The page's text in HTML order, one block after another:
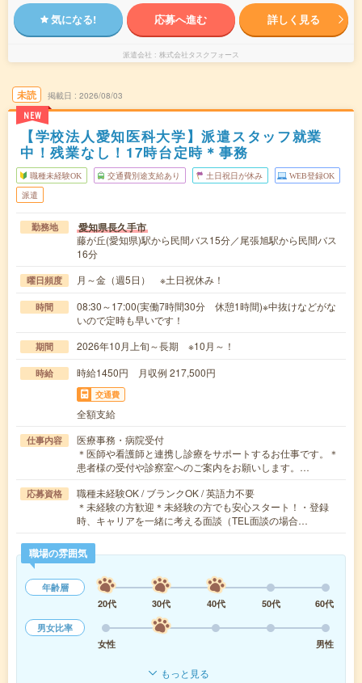
気になる! 応募へ進む 詳しく見る
派遣会社 株式会社タスクフォース
未読
NEW
掲載日 2026/08/03
【学校法人愛知医科大学】派遣スタッフ就業
中！残業なし！17時台定時＊事務
職種未経験OK 交通費別途支給あり 土日祝日が休み WEB登録OK
派遣
勤務地 愛知県長久手市
藤が丘(愛知県)駅から民間バス15分／尾張旭駅から民間バス
16分
曜日頻度 月～金（週5日） ※土日祝休み！
時間
08:30～17:00(実働7時間30分 休憩1時間)※中抜けなどがな
いので定時も早いです！
期間 2026年10月上旬～長期 ※10月～！
時給 時給1450円 月収例 217,500円
交通費
全額支給
仕事内容
医療事務・病院受付
＊医師や看護師と連携し診療をサポートするお仕事です。＊
患者様の受付や診察室へのご案内をお願いします。…
応募資格
職種未経験OK / ブランクOK / 英語力不要
＊未経験の方歓迎＊未経験の方でも安心スタート！・登録
時、キャリアを一緒に考える面談（TEL面談の場合…
職場の雰囲気
年齢層
20代
30代 40代 50代
60代
男女比率
女性
男性
もっと見る